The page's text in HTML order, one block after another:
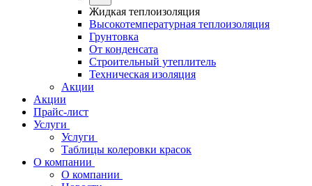
Жидкая теплоизоляция
Высокотемпературная теплоизоляция
Грунтовка
От конденсата
Строительный утеплитель
Техническая изоляция
Акции
Акции
Прайс-лист
Услуги
Услуги
Таблицы колеровки красок
О компании
О компании